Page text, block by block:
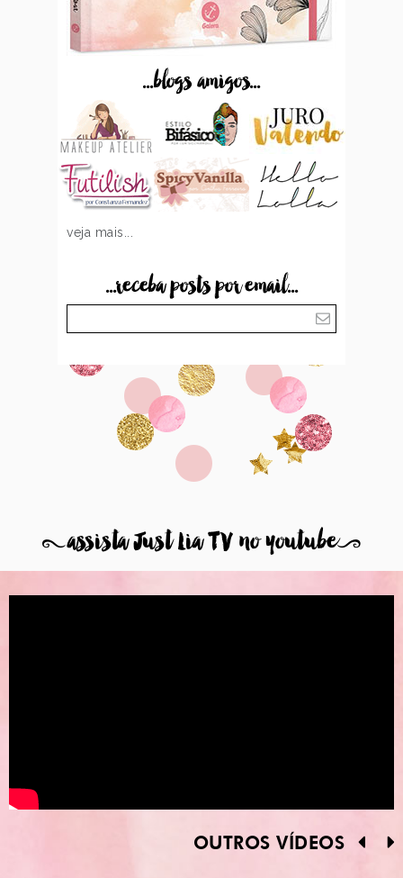
...blogs amigos...
veja mais...
...receba posts por email...
8assista Just Lia TV no youtube9
OUTROS VÍDEOS